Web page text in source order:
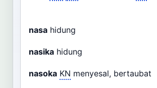
nasa hidung
nasika hidung
nasoka KN menyesal, bertaubat